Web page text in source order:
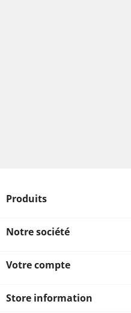
Produits
Notre société
Votre compte
Store information